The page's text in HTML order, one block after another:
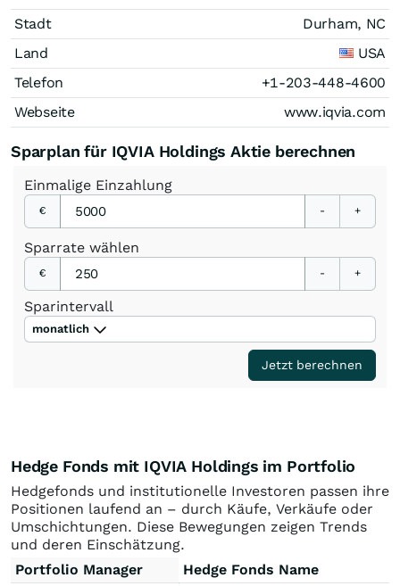
Stadt
Durham, NC
Land
USA
Telefon
+1-203-448-4600
Webseite
www.iqvia.com
Sparplan für IQVIA Holdings Aktie berechnen
Einmalige Einzahlung
€ - +
Sparrate wählen
€ - +
Sparintervall
monatlich
Jetzt berechnen
Hedge Fonds mit IQVIA Holdings im Portfolio
Hedgefonds und institutionelle Investoren passen ihre
Positionen laufend an – durch Käufe, Verkäufe oder
Umschichtungen. Diese Bewegungen zeigen Trends
und deren Einschätzung.
Portfolio Manager
Hedge Fonds Name